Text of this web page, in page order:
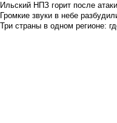
Ильский НПЗ горит после
Громкие звуки в небе
Три страны в одном регионе: